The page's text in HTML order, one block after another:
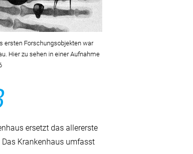
ersten Forschungsobjekten war
Hier zu sehen in einer Aufnahme
ersetzt das allererste
Krankenhaus umfasst